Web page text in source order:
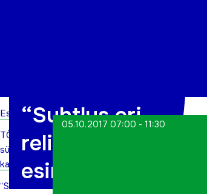
Esileht
TÕN
sündmuste
kalender
“Suhtlus
“Suhtlus eri
religioonide
esindajatega”
05.10.2017 07:00 - 11:30